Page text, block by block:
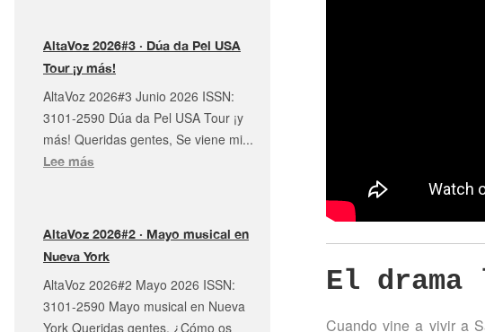
El drama
Cuando vine a vivir a
AltaVoz 2026#3 · Dúa da Pel USA
Tour ¡y más!
AltaVoz 2026#3 Junio 2026 ISSN:
3101-2590 Dúa da Pel USA Tour ¡y
más! Queridas gentes, Se viene mi...
Lee más
Dúa
da
Pel
USA
AltaVoz 2026#2 · Mayo musical en
Nueva York
AltaVoz 2026#2 Mayo 2026 ISSN:
3101-2590 Mayo musical en Nueva
York Queridas gentes, ¿Cómo os